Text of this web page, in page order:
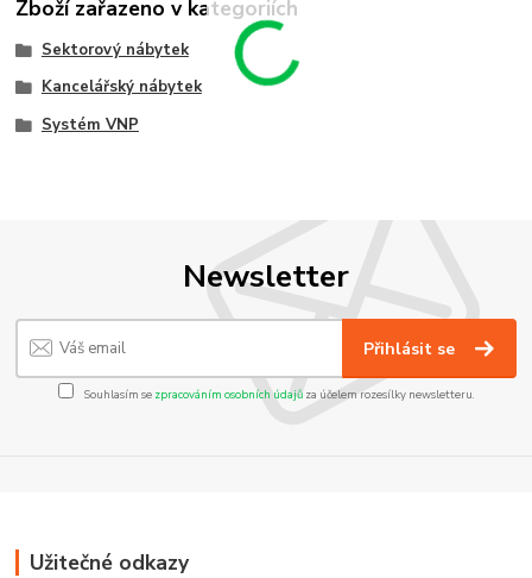
Zboží zařazeno v kategoriích
Sektorový nábytek
Kancelářský nábytek
Systém VNP
Newsletter
Přihlásit se
Souhlasím se zpracováním osobních údajůza účelem rozesílky newsletteru.
Užitečné odkazy